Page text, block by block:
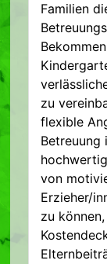
Familien
zu
flexible
Betreuung
von
Erzieher/
zu